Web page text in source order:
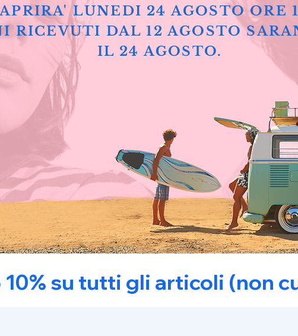
LUNEDI 24 AGOSTO ORE
RICEVUTI DAL 12 AGOSTO
IL 24 AGOSTO.
10% su tutti gli articoli (non